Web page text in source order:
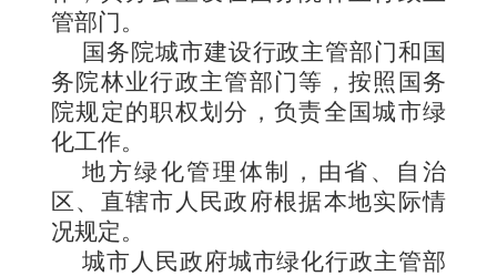
管部门。
国务院城市建设行政主管部门和国
务院林业行政主管部门等，按照国务
院规定的职权划分，负责全国城市绿
化工作。
地方绿化管理体制，由省、自治
区、直辖市人民政府根据本地实际情
况规定。
城市人民政府城市绿化行政主管部